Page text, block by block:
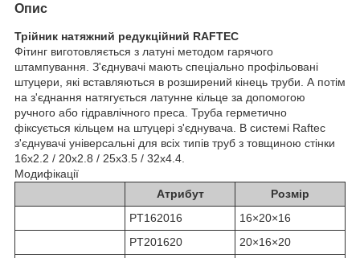
Опис
Трійник натяжний редукційний RAFTEC
Фітинг виготовляється з латуні методом гарячого
штампування. З'єднувачі мають спеціально профільовані
штуцери, які вставляються в розширений кінець труби. А потім
на з'єднання натягується латунне кільце за допомогою
ручного або гідравлічного преса. Труба герметично
фіксується кільцем на штуцері з'єднувача. В системі Raftec
з'єднувачі універсальні для всіх типів труб з товщиною стінки
16х2.2 / 20х2.8 / 25х3.5 / 32х4.4.
Модифікації
Атрибут
Розмір
PT162016
16×20×16
PT201620
20×16×20